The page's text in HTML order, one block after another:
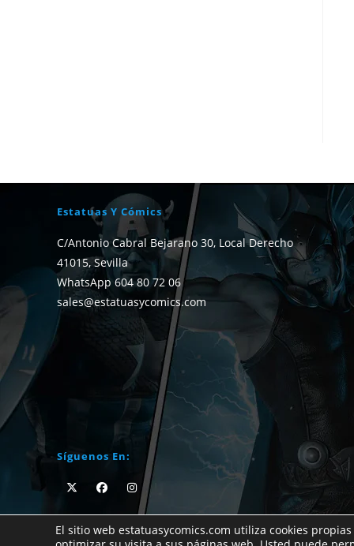
Estatuas Y Cómics
C/Antonio Cabral Bejarano 30, Local Derecho
41015, Sevilla
WhatsApp 604 80 72 06
sales@estatuasycomics.com
Síguenos En:
El sitio web estatuasycomics.com utiliza cookies